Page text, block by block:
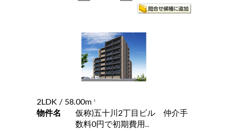
2LDK / 58.00m 2
物件名
仮称)五十川2丁目ビル 仲介手
数料0円で初期費用..